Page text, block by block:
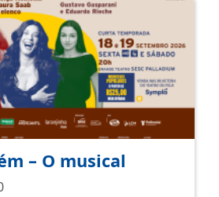
– O musical